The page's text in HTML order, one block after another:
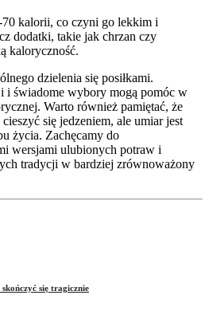
70 kalorii, co czyni go lekkim i
dodatki, takie jak chrzan czy
kaloryczność.
dzielenia się posiłkami.
i świadome wybory mogą pomóc w
Warto również pamiętać, że
się jedzeniem, ale umiar jest
życia. Zachęcamy do
wersjami ulubionych potraw i
tradycji w bardziej zrównoważony
się tragicznie